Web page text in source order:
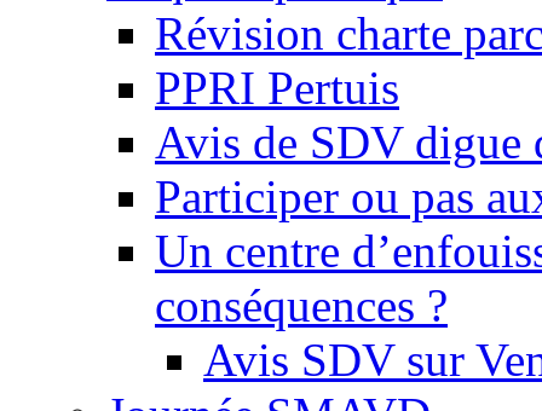
Révision charte
PPRI Pertuis
Avis de SDV digue
Participer ou pas
Un centre
conséquences ?
Avis SDV sur